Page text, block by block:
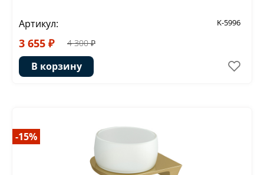
Артикул: K-5996
3 655 ₽ 4 300 ₽
В корзину
-15%